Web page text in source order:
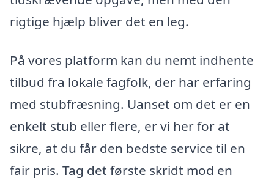
rigtige hjælp bliver det en leg.
På vores platform kan du nemt indhente
tilbud fra lokale fagfolk, der har erfaring
med stubfræsning. Uanset om det er en
enkelt stub eller flere, er vi her for at
sikre, at du får den bedste service til en
fair pris. Tag det første skridt mod en